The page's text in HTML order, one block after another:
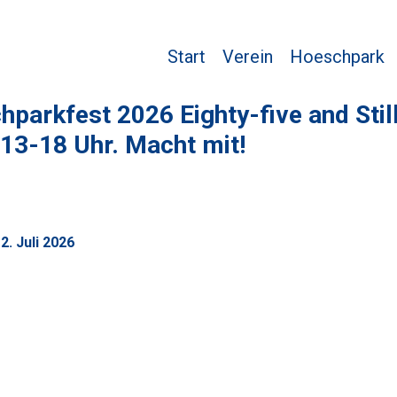
Start Verein Hoeschpark
2026 Eighty-five and
18 Uhr. Macht mit!
Juli 2026